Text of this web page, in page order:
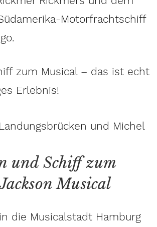
Motorfrachtschiff
zum Musical – das ist echt
Erlebnis!
und Schiff zum
Musical
die Musicalstadt Hamburg